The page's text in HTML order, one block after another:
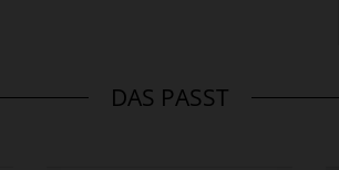
DAS PASST